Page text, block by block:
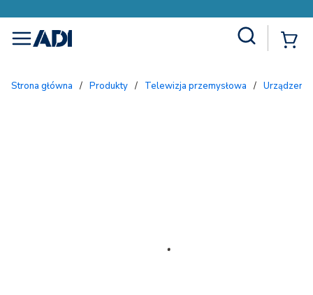
menu
Strona główna / Produkty / Telewizja przemysłowa /